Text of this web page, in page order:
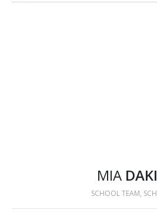
MIA
SCHOOL TEAM,